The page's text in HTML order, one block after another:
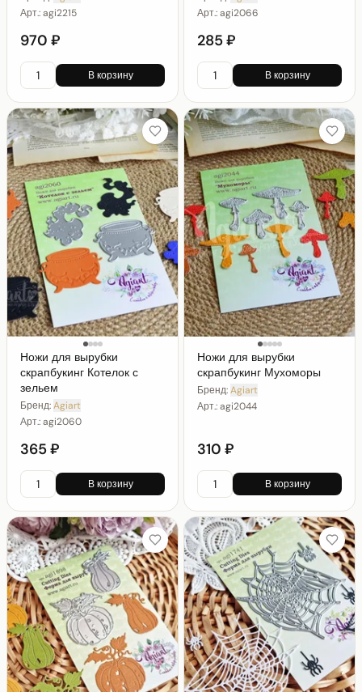
Арт.:agi2215
970 ₽
В корзину
Арт.:agi2066
285 ₽
В корзину
Ножи для вырубки
скрапбукинг Котелок с
зельем
Бренд:Agiart
Арт.:agi2060
365 ₽
В корзину
Ножи для вырубки
скрапбукинг Мухоморы
Бренд:Agiart
Арт.:agi2044
310 ₽
В корзину